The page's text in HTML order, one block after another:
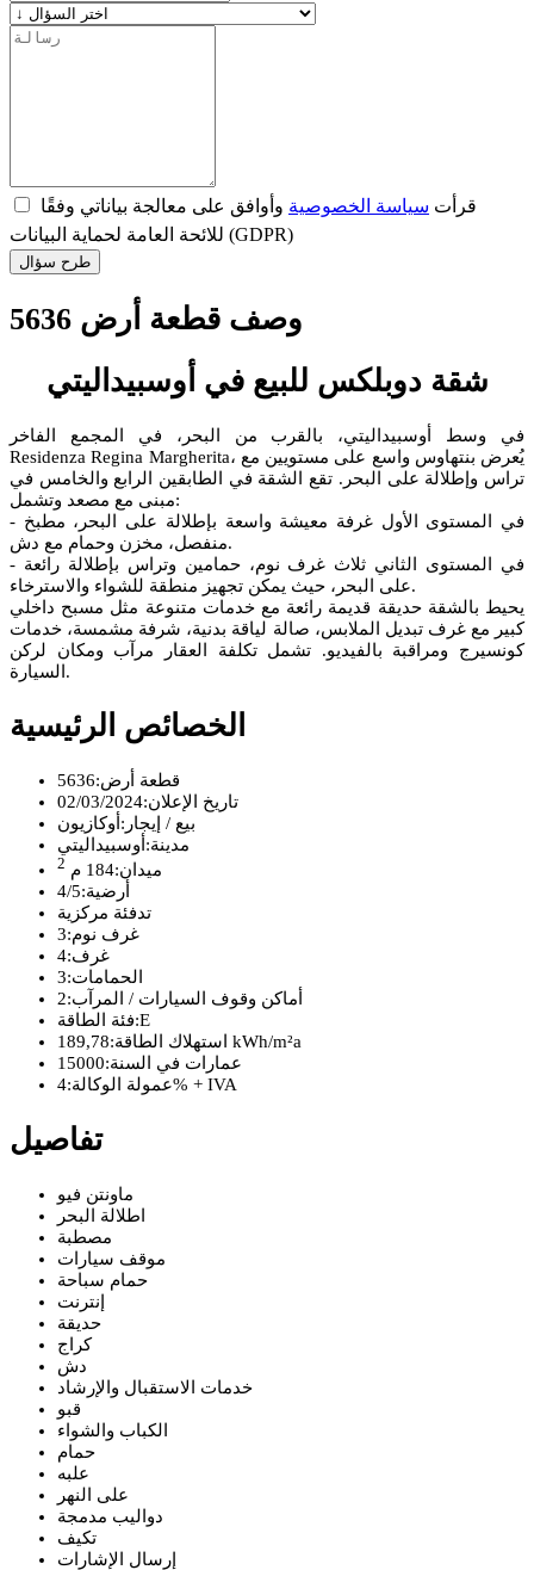
قرأت سياسة الخصوصية وأوافق على معالجة بياناتي وفقًا
للائحة العامة لحماية البيانات (GDPR)
طرح سؤال
وصف قطعة أرض 5636
شقة دوبلكس للبيع في أوسبيداليتي
في وسط أوسبيداليتي، بالقرب من البحر، في المجمع الفاخر
Residenza Regina Margherita، يُعرض بنتهاوس واسع على مستويين مع
تراس وإطلالة على البحر. تقع الشقة في الطابقين الرابع والخامس في
مبنى مع مصعد وتشمل:
- في المستوى الأول غرفة معيشة واسعة بإطلالة على البحر، مطبخ
منفصل، مخزن وحمام مع دش.
- في المستوى الثاني ثلاث غرف نوم، حمامين وتراس بإطلالة رائعة
على البحر، حيث يمكن تجهيز منطقة للشواء والاسترخاء.
يحيط بالشقة حديقة قديمة رائعة مع خدمات متنوعة مثل مسبح داخلي
كبير مع غرف تبديل الملابس، صالة لياقة بدنية، شرفة مشمسة، خدمات
كونسيرج ومراقبة بالفيديو. تشمل تكلفة العقار مرآب ومكان لركن
السيارة.
الخصائص الرئيسية
قطعة أرض:5636
تاريخ الإعلان:02/03/2024
بيع / إيجار: أوكازيون
مدينة: أوسبيداليتي
ميدان:184 م 2
أرضية:4/5
تدفئة مركزية
غرف نوم:3
غرف:4
الحمامات:3
أماكن وقوف السيارات / المرآب:2
فئة الطاقة:E
استهلاك الطاقة: 189,78 kWh/m²a
عمارات في السنة:15000
عمولة الوكالة:4% + IVA
تفاصيل
ماونتن فيو
اطلالة البحر
مصطبة
موقف سيارات
حمام سباحة
إنترنت
حديقة
كراج
دش
خدمات الاستقبال والإرشاد
قبو
الكباب والشواء
حمام
علبه
على النهر
دواليب مدمجة
تكيف
إرسال الإشارات